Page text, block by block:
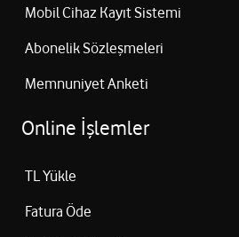
Mobil Cihaz Kayıt Sistemi
Abonelik Sözleşmeleri
Memnuniyet Anketi
Online İşlemler
TL Yükle
Fatura Öde